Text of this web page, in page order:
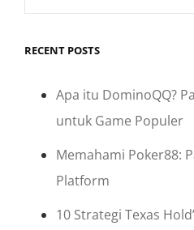
RECENT POSTS
Apa itu DominoQQ?
untuk Game Populer
Memahami Poker88:
Platform
10 Strategi Texas